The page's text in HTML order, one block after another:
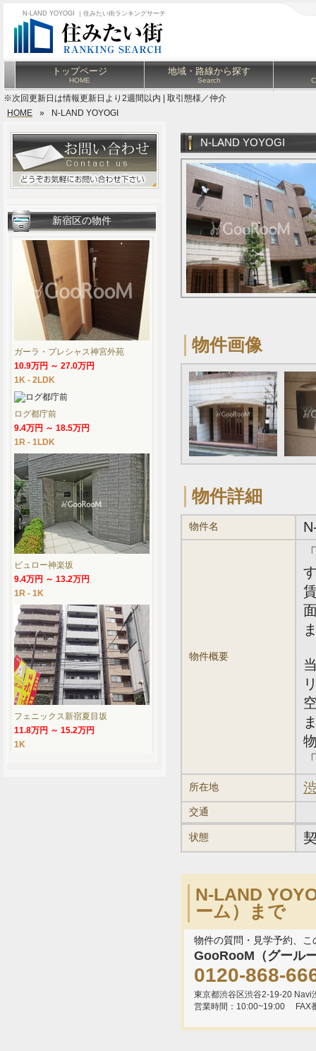
N-LAND YOYOGI ｜住みたい街ランキングサーチ
トップページ
HOME
地域・路線から探す
Search
※次回更新日は情報更新日より2週間以内 | 取引態様／仲介
HOME
» N-LAND YOYOGI
N-LAND YOYOGI
物件画像
物件詳細
物件名
物件概要
所在地
交通
状態
N-LAND
ーム）まで
物件の質問・見学予約、
GooRooM（グール
0120-868-
東京都渋谷区渋谷2-19-20 Navi
営業時間：10:00~19:00
FAX
新宿区の物件
ガーラ・プレシャス神宮外苑
10.9万円 ～ 27.0万円
1K - 2LDK
ログ都庁前
9.4万円 ～ 18.5万円
1R - 1LDK
ビュロー神楽坂
9.4万円 ～ 13.2万円
1R - 1K
フェニックス新宿夏目坂
11.8万円 ～ 15.2万円
1K